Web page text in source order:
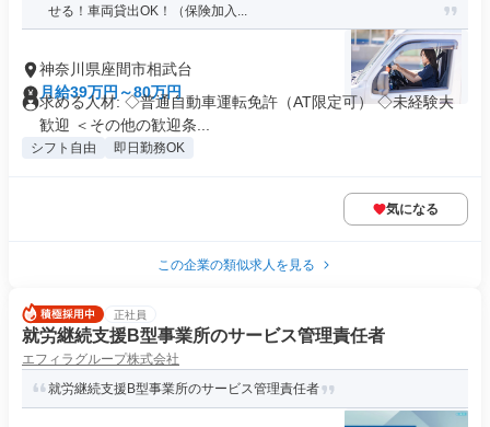
せる！車両貸出OK！（保険加入...
神奈川県座間市相武台
月給39万円～80万円
求める人材: ◇普通自動車運転免許（AT限定可） ◇未経験大
歓迎 ＜その他の歓迎条...
シフト自由 即日勤務OK
気になる
この企業の類似求人を見る
正社員
就労継続支援B型事業所のサービス管理責任者
エフィラグループ株式会社
就労継続支援B型事業所のサービス管理責任者